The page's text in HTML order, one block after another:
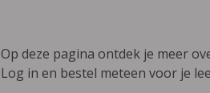
Op deze pagina ontdek je meer
Log in en bestel meteen voor je